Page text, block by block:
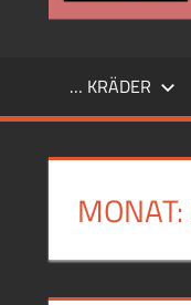
… KRÄDER
MONAT: